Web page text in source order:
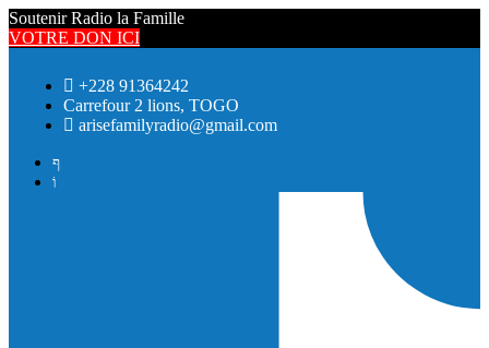
Soutenir Radio la Famille
VOTRE DON ICI
+228 91364242
Carrefour 2 lions, TOGO
arisefamilyradio@gmail.com